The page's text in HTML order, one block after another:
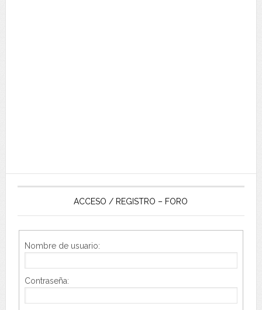
ACCESO / REGISTRO – FORO
Nombre de usuario:
Contraseña: